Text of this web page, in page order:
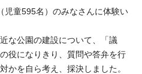
童595名）のみなさんに体験い
な公園の建設について、「議
役になりきり、質問や答弁を行
かを自ら考え、採決しました。